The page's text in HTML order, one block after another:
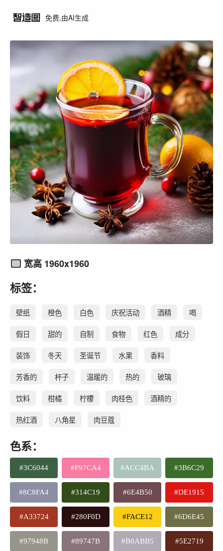
免费,由AI生成
宽高 1960x1960
标签：
壁纸 橙色 白色 庆祝活动 酒精 喝
假日 甜的 自制 食物 红色 成分
装饰 冬天 圣诞节 水果 香料
芳香的 杯子 温暖的 热的 玻璃
饮料 柑橘 柠檬 肉桂色 酒精的
热红酒 八角星 肉豆蔻
色系：
#3C6044 #F97CA4 #ACC4BA #3B6C29
#8C8FA4 #314C19 #6E4B50 #DE1915
#A33724 #280F0D #FACE12 #6D6E45
#97948B #89747B #B0ABB5 #5E2719